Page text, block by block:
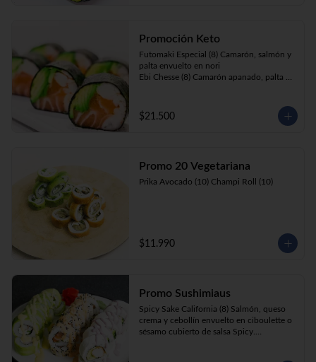
Promoción Keto
Futomaki Especial (8) Camarón, salmón y
palta envuelto en nori
Ebi Chesse (8) Camarón apanado, palta y
Sake Ebi (8) Camarón, salmón, queso
crema y cebollín envuelto en palta.
$21.500
Promo 20 Vegetariana
Prika Avocado (10) Champi Roll (10)
$11.990
Promo Sushimiaus
Spicy Sake California (8) Salmón, queso
crema y cebollín envuelto en ciboulette o
sésamo cubierto de salsa Spicy.